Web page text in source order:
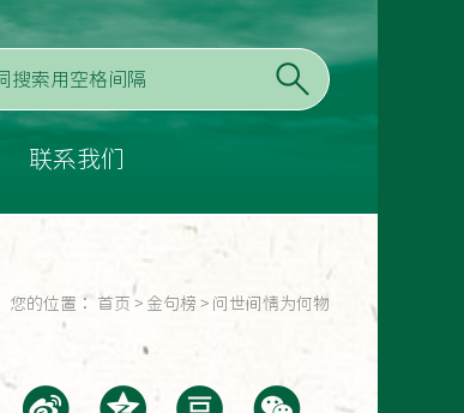
联系我们
您的位置： 首页 > 金句榜 > 问世间情为何物